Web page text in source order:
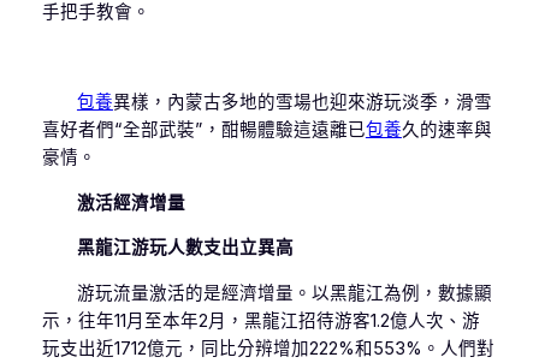
手把手教會。
包養異樣，內蒙古多地的雪場也迎來游玩淡季，滑雪
喜好者們“全部武裝”，酣暢體驗這遠離已包養久的速率與
豪情。
激活經濟增量
黑龍江游玩人數支出立異高
游玩流量激活的是經濟增量。以黑龍江為例，數據顯
示，往年11月至本年2月，黑龍江招待游客1.2億人次、游
玩支出近1712億元，同比分辨增加222%和553%。人們對